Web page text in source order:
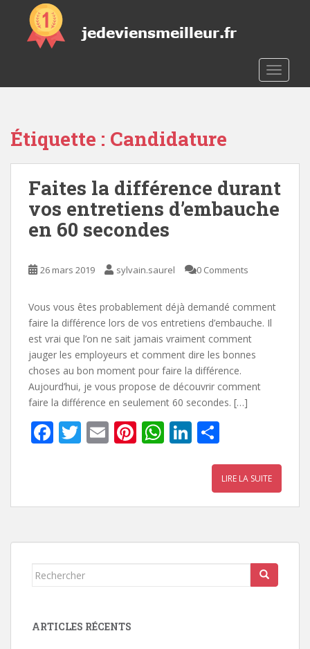
o
Étiquette : Candidature
Faites la différence durant
vos entretiens d’embauche
en 60 secondes
26 mars 2019 sylvain.saurel 0 Comments
Vous vous êtes probablement déjà demandé comment
faire la différence lors de vos entretiens d’embauche. Il
est vrai que l’on ne sait jamais vraiment comment
jauger les employeurs et comment dire les bonnes
choses au bon moment pour faire la différence.
Aujourd’hui, je vous propose de découvrir comment
faire la différence en seulement 60 secondes. […]
F
b
o
T
er
E
l
Pi
e
W
s
p
Li
e
n
ta
g
LIRE LA SUITE
Rechercher...
ARTICLES RÉCENTS